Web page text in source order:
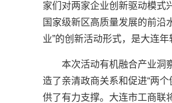
家们对两家企业创新驱动模式
国家级新区高质量发展的前沿
业”的创新活动形式，是大连
本次活动有机融合产业洞
造了亲清政商关系和促进“两
供了有力支撑。大连市工商联